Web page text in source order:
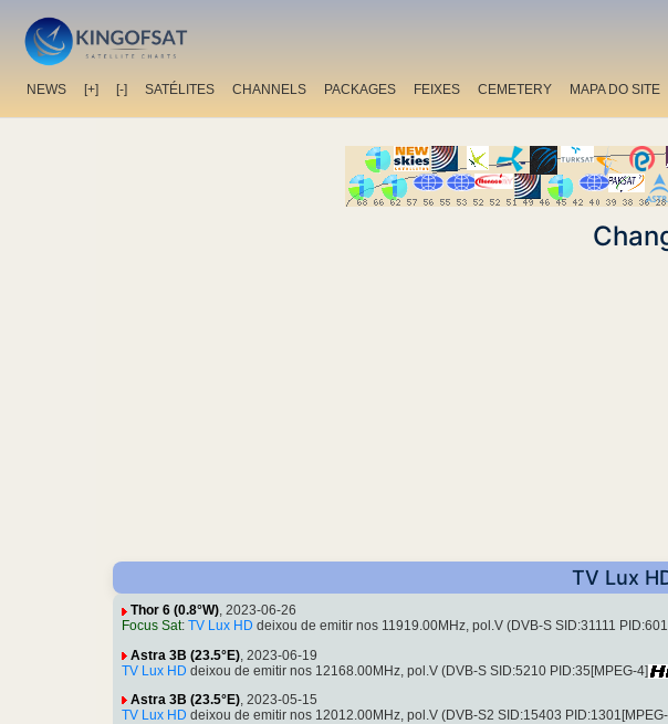
NEWS [+] [-] SATÉLITES CHANNELS PACKAGES FEIXES CEMETERY MAPA DO SITE
TV Lux
Thor 6 (0.8°W), 2023-06-26
Focus Sat: TV Lux HD deixou de emitir nos 11919.00MHz, pol.V (DVB-S SID:31111
Astra 3B (23.5°E) , 2023-06-19
TV Lux HD deixou de emitir nos 12168.00MHz, pol.V (DVB-S SID:5210 PID:35[MPEG-4]
Astra 3B (23.5°E), 2023-05-15
TV Lux HD deixou de emitir nos 12012.00MHz, pol.V (DVB-S2 SID:15403